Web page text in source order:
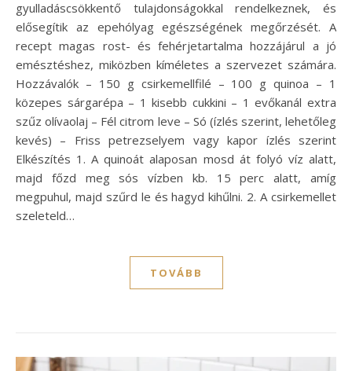
gyulladáscsökkentő tulajdonságokkal rendelkeznek, és
elősegítik az epehólyag egészségének megőrzését. A
recept magas rost- és fehérjetartalma hozzájárul a jó
emésztéshez, miközben kíméletes a szervezet számára.
Hozzávalók – 150 g csirkemellfilé – 100 g quinoa – 1
közepes sárgarépa – 1 kisebb cukkini – 1 evőkanál extra
szűz olívaolaj – Fél citrom leve – Só (ízlés szerint, lehetőleg
kevés) – Friss petrezselyem vagy kapor ízlés szerint
Elkészítés 1. A quinoát alaposan mosd át folyó víz alatt,
majd főzd meg sós vízben kb. 15 perc alatt, amíg
megpuhul, majd szűrd le és hagyd kihűlni. 2. A csirkemellet
szeleteld…
TOVÁBB